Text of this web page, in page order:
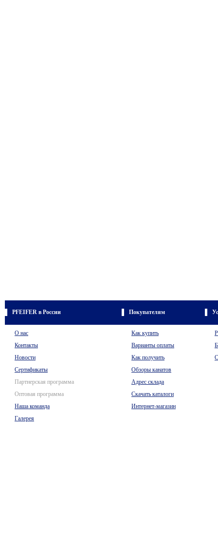
PFEIFER в России Покупателям
О нас
Контакты
Новости
Сертификаты
Партнерская программа
Оптовая программа
Наша команда
Галерея
Как купить
Варианты оплаты
Как получить
Обзоры канатов
Адрес склада
Скачать каталоги
Интернет-магазин